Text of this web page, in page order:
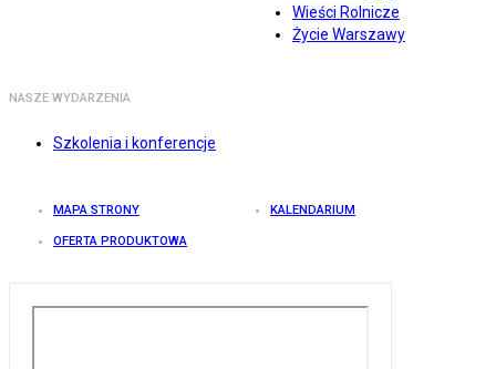
Wieści Rolnicze
Życie Warszawy
NASZE WYDARZENIA
Szkolenia i konferencje
MAPA STRONY KALENDARIUM
OFERTA PRODUKTOWA